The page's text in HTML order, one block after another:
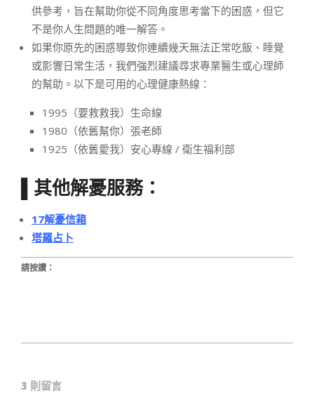
供參考，旨在幫助你從不同角度思考當下的困惑，但它
不是你人生問題的唯一解答。
如果你原先的困惑導致你連續幾天無法正常吃飯、睡覺
或影響日常生活，我們強烈建議尋求專業醫生或心理師
的幫助。以下是可用的心理健康熱線：
1995（要救救我）生命線
1980（依舊幫你）張老師
1925（依舊愛我）安心專線 / 衛生福利部
▌其他解憂服務：
17解憂信箱
塔羅占卜
請按讚：
08
3 則留言